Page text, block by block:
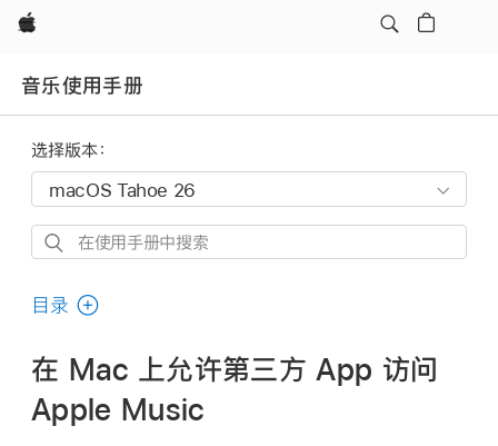
Apple
音乐使用手册
选择版本：
在
用
册
中
搜
目录
在 Mac 上允许第三方 App 访问
Apple Music